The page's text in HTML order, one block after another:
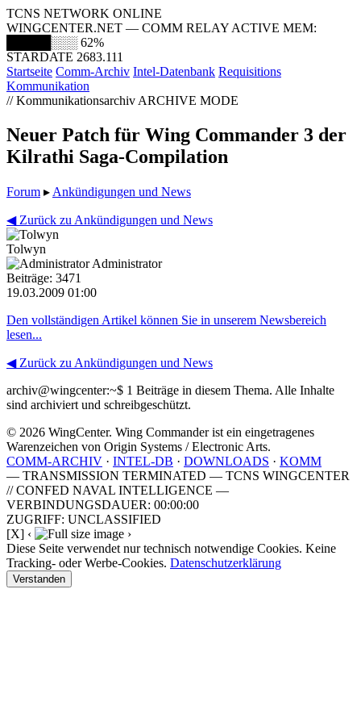
TCNS NETWORK ONLINE
WINGCENTER.NET — COMM RELAY ACTIVE MEM:
█████░░░ 62%
STARDATE 2683.111
Startseite Comm-Archiv Intel-Datenbank Requisitions
Kommunikation
// Kommunikationsarchiv ARCHIVE MODE
Neuer Patch für Wing Commander 3 der
Kilrathi Saga-Compilation
Forum ▸ Ankündigungen und News
◀ Zurück zu Ankündigungen und News
Tolwyn
Administrator
Beiträge: 3471
19.03.2009 01:00
Den vollständigen Artikel können Sie in unserem Newsbereich
lesen...
◀ Zurück zu Ankündigungen und News
archiv@wingcenter:~$ 1 Beiträge in diesem Thema. Alle Inhalte
sind archiviert und schreibgeschützt.
© 2026 WingCenter. Wing Commander ist ein eingetragenes
Warenzeichen von Origin Systems / Electronic Arts.
COMM-ARCHIV · INTEL-DB · DOWNLOADS · KOMM
— TRANSMISSION TERMINATED — TCNS WINGCENTER
// CONFED NAVAL INTELLIGENCE —
VERBINDUNGSDAUER: 00:00:00
ZUGRIFF: UNCLASSIFIED
[X] ‹
›
Diese Seite verwendet nur technisch notwendige Cookies. Keine
Tracking- oder Werbe-Cookies. Datenschutzerklärung
Verstanden